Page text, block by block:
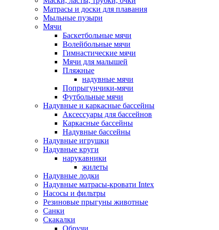
Матрасы и доски для плавания
Мыльные пузыри
Мячи
Баскетбольные мячи
Волейбольные мячи
Гимнастические мячи
Мячи для малышей
Пляжные
надувные мячи
Попрыгунчики-мячи
Футбольные мячи
Надувные и каркасные бассейны
Аксессуары для бассейнов
Каркасные бассейны
Надувные бассейны
Надувные игрушки
Надувные круги
нарукавники
жилеты
Надувные лодки
Надувные матрасы-кровати Intex
Насосы и фильтры
Резиновые прыгуны животные
Санки
Скакалки
Обручи